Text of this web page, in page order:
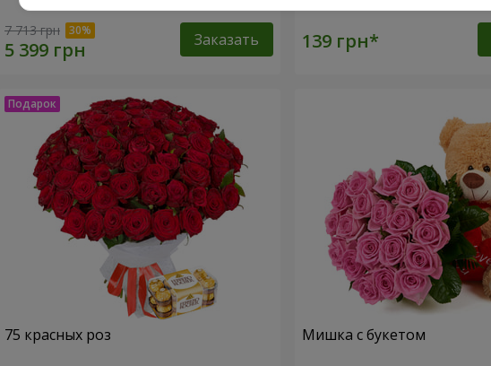
7 713 грн Заказать
75 красных роз Мишка с букетом